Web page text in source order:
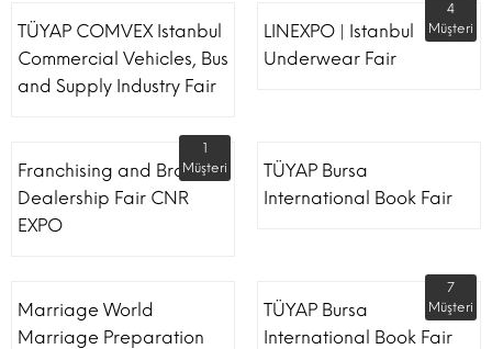
TÜYAP COMVEX Istanbul
Commercial Vehicles, Bus
and Supply Industry Fair
LINEXPO | Istanbul
Underwear Fair
4
Müşteri
Franchising and Brand
Dealership Fair CNR
EXPO
1
Müşteri
TÜYAP Bursa
International Book Fair
Marriage World
Marriage Preparation
TÜYAP Bursa
International Book Fair
7
Müşteri